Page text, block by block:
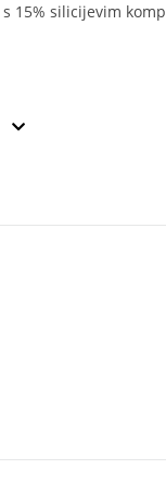
15% silicijevim